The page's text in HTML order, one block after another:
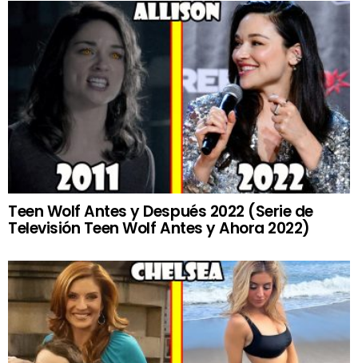
Teen Wolf Antes y Después 2022 (Serie de
Televisión Teen Wolf Antes y Ahora 2022)